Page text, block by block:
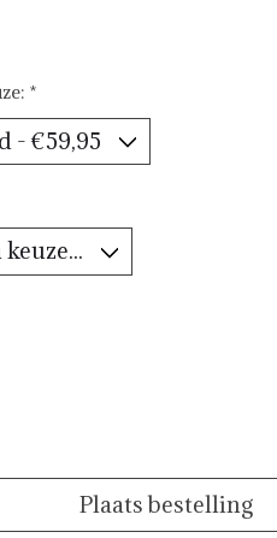
*
Plaats bestelling